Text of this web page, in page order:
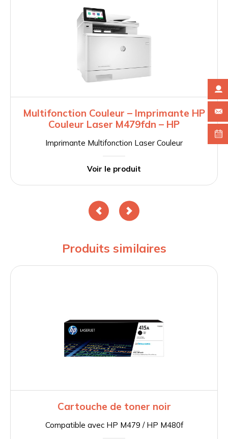
Multifonction Couleur – Imprimante HP
Couleur Laser M479fdn – HP
Imprimante Multifonction Laser Couleur
Voir le produit
Produits similaires
Cartouche de toner noir
Compatible avec HP M479 / HP M480f